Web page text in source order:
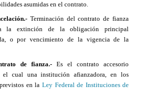
asumidas en el contrato.
Terminación del contrato de fianza
la extinción de la obligación principal
o por vencimiento de la vigencia de la
de fianza.- Es el contrato accesorio
el cual una institución afianzadora, en los
en la Ley Federal de Instituciones de